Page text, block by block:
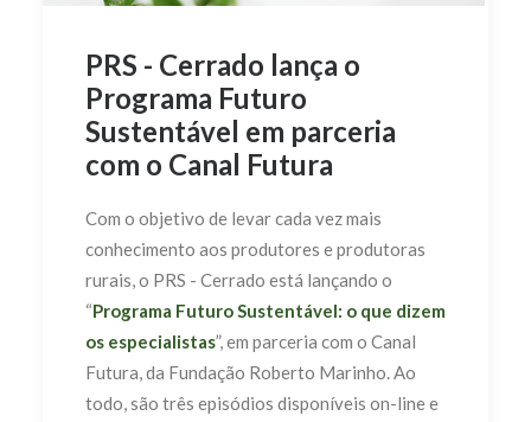
PRS - Cerrado lança o
Programa Futuro
Sustentável em parceria
com o Canal Futura
Com o objetivo de levar cada vez mais
conhecimento aos produtores e produtoras
rurais, o PRS - Cerrado está lançando o
“Programa Futuro Sustentável: o que dizem
os especialistas”, em parceria com o Canal
Futura, da Fundação Roberto Marinho. Ao
todo, são três episódios disponíveis on-line e